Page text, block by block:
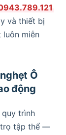
và thiết bị
miễn
Ô
động
quy trình
tập thể —